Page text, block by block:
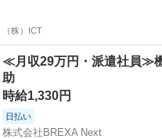
（株）ICT
≪月収29万円・派遣社員≫
助
時給1,330円
日払い
株式会社BREXA Next